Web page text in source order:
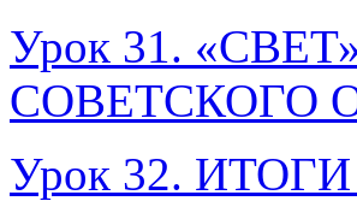
Урок 31.
СОВЕТСКОГО
Урок 32.